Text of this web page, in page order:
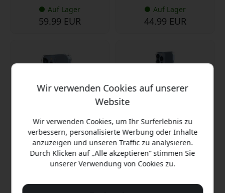
Auf Lager
59.99 EUR
Auf Lager
44.99 EUR
ST-510M
Just Mobile aluDisc Go
MagSafe für
ST-520M
MagSafe iPhone-Ständer
für iPhone 12 und neuer,
Wir verwenden Cookies auf unserer
Website
Wir verwenden Cookies, um Ihr Surferlebnis zu
verbessern, personalisierte Werbung oder Inhalte
anzuzeigen und unseren Traffic zu analysieren.
Durch Klicken auf „Alle akzeptieren“ stimmen Sie
unserer Verwendung von Cookies zu.